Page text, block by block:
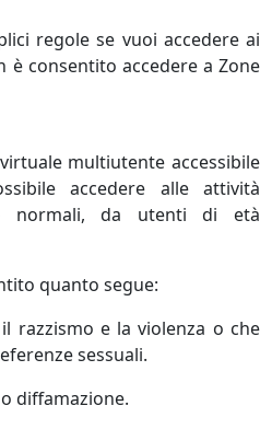
regole se vuoi accedere ai
consentito accedere a Zone
multiutente accessibile
accedere alle attività
normali, da utenti di età
quanto segue:
razzismo e la violenza o che
sessuali.
diffamazione.